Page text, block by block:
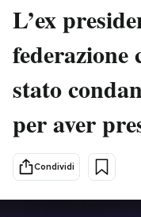
Italia
Politica
Tecnologia
Scienza
Cultura
Economia
Sport
L’ex
federazione
stato
per aver
Condividi